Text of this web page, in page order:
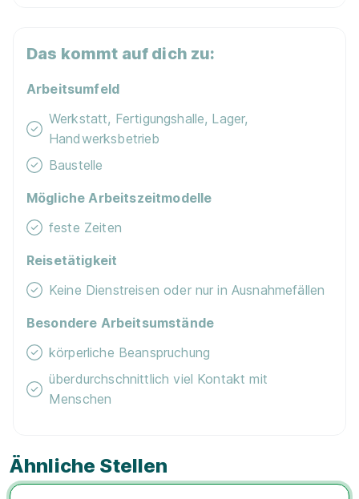
Ähnliche Stellen
Das kommt auf dich zu:
Arbeitsumfeld
Werkstatt, Fertigungshalle, Lager,
Handwerksbetrieb
Baustelle
Mögliche Arbeitszeitmodelle
feste Zeiten
Reisetätigkeit
Keine Dienstreisen oder nur in Ausnahmefällen
Besondere Arbeitsumstände
körperliche Beanspruchung
überdurchschnittlich viel Kontakt mit
Menschen